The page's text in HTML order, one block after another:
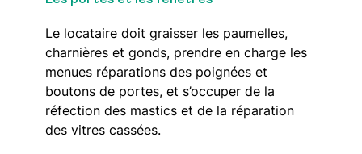
Le locataire doit graisser les paumelles,
charnières et gonds, prendre en charge les
menues réparations des poignées et
boutons de portes, et s’occuper de la
réfection des mastics et de la réparation
des vitres cassées.